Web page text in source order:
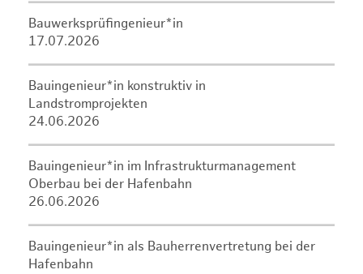
Bauwerksprüfingenieur*in
17.07.2026
Bauingenieur*in konstruktiv in
Landstromprojekten
24.06.2026
Bauingenieur*in im Infrastrukturmanagement
Oberbau bei der Hafenbahn
26.06.2026
Bauingenieur*in als Bauherrenvertretung bei der
Hafenbahn